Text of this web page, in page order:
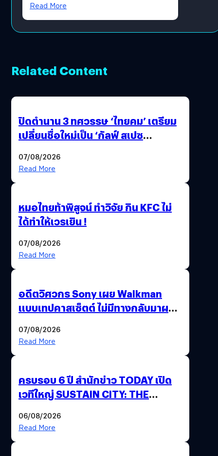
Read More
Related Content
ปิดตำนาน 3 ทศวรรษ ‘ไทยคม’ เตรียม
เปลี่ยนชื่อใหม่เป็น ‘กัลฟ์ สเปซ
07/08/2026
Read More
หมอไทยท้าพิสูจน์ ทำวิจัย กิน KFC ไม่
ได้ทำให้เวรเยิน !
07/08/2026
Read More
อดีตวิศวกร Sony เผย Walkman
แบบเทปคาสเซ็ตต์ ไม่มีทางกลับมาผลิต
07/08/2026
Read More
ครบรอบ 6 ปี สำนักข่าว TODAY เปิด
เวทีใหญ่ SUSTAIN CITY: THE
ปรับตัวสู่เศรษฐกิจสีเขียวอย่างยั่งยืน
06/08/2026
Read More